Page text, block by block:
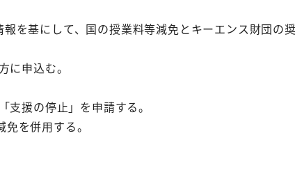
を基にして、国の授業料等減免とキーエンス財団の
申込む。
援の停止」を申請する。
を併用する。